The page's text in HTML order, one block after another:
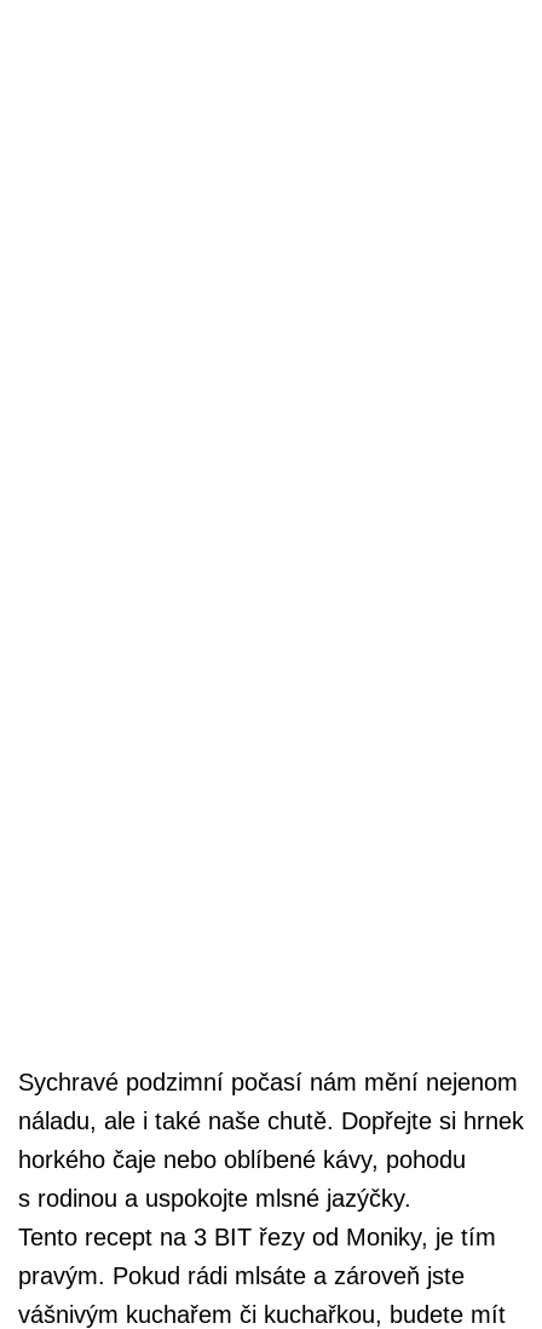
Sychravé podzimní počasí nám mění nejenom
náladu, ale i také naše chutě. Dopřejte si hrnek
horkého čaje nebo oblíbené kávy, pohodu
s rodinou a uspokojte mlsné jazýčky.
Tento recept na 3 BIT řezy od Moniky, je tím
pravým. Pokud rádi mlsáte a zároveň jste
vášnivým kuchařem či kuchařkou, budete mít